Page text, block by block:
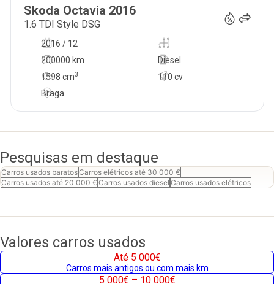
Skoda Octavia 2016
1.6 TDI Style DSG
2016 / 12
-
200000 km
110 cv
Diesel
1598 cm3
Braga
Pesquisas em destaque
Carros usados baratosCarros elétricos até 30 000 €
Carros usados até 20 000 € Carros usados diesel Carros usados elétricos
Valores carros usados
Até 5 000€
Carros mais antigos ou com mais km
5 000€ – 10 000€